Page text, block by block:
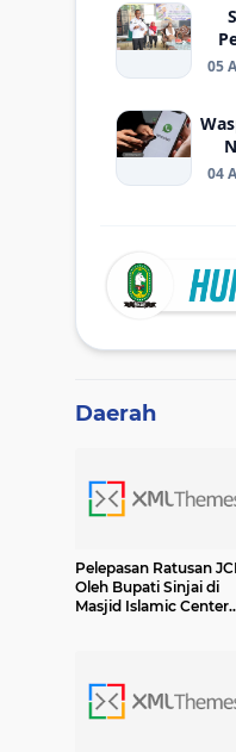
05
04
Daerah
Pelepasan Ratusan
Oleh Bupati Sinjai di
Masjid Islamic Center